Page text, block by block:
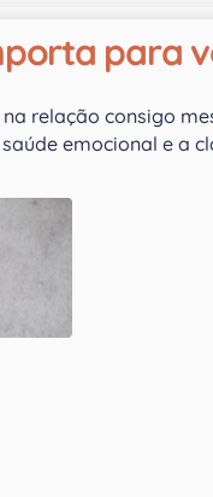
para
relação consigo
emocional e a